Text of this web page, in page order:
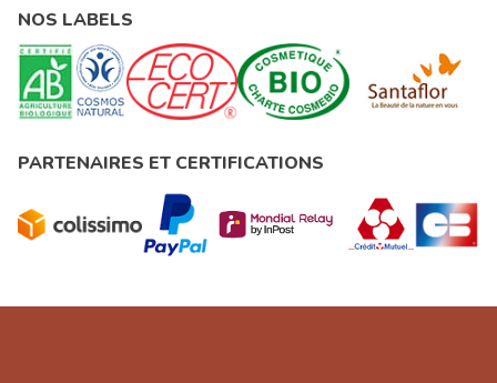
NOS LABELS
PARTENAIRES ET CERTIFICATIONS